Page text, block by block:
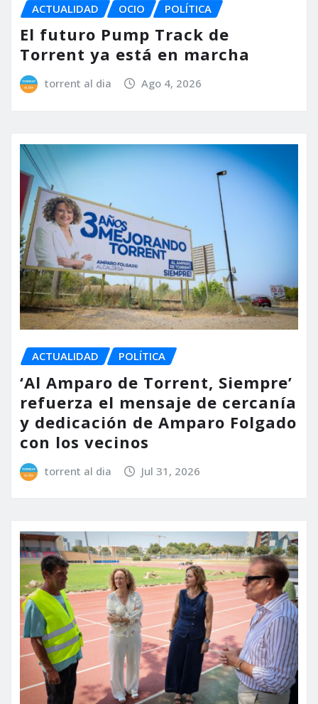
ACTUALIDAD OCIO POLÍTICA
El futuro Pump Track de
Torrent ya está en marcha
torrent al dia Ago 4, 2026
ACTUALIDAD POLÍTICA
‘Al Amparo de Torrent, Siempre’
refuerza el mensaje de cercanía
y dedicación de Amparo Folgado
con los vecinos
torrent al dia Jul 31, 2026